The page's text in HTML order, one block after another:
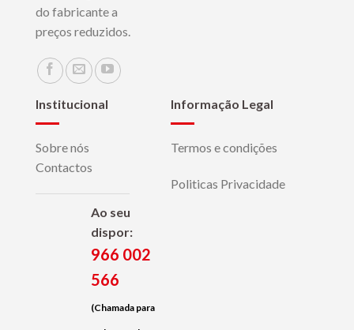
do fabricante a
preços reduzidos.
Institucional
Sobre nós
Contactos
Ao seu
dispor:
966 002
566
(Chamada para
Informação Legal
Termos e condições
Politicas Privacidade